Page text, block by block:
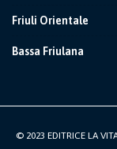
Friuli Orientale
Bassa Friulana
© 2023 EDITRICE LA